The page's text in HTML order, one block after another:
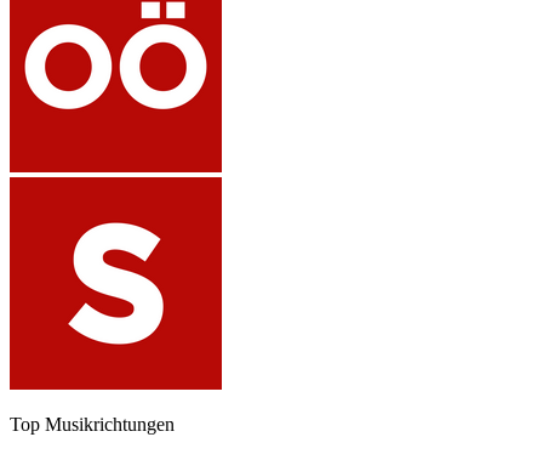
Top Musikrichtungen